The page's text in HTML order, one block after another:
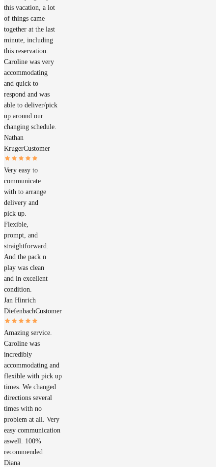
this vacation, a lot
of things came
together at the last
minute, including
this reservation.
Caroline was very
accommodating
and quick to
respond and was
able to deliver/pick
up around our
changing schedule.
Nathan
KrugerCustomer
Very easy to
communicate
with to arrange
delivery and
pick up.
Flexible,
prompt, and
straightforward.
And the pack n
play was clean
and in excellent
condition.
Jan Hinrich
DiefenbachCustomer
Amazing service.
Caroline was
incredibly
accommodating and
flexible with pick up
times. We changed
directions several
times with no
problem at all. Very
easy communication
aswell. 100%
recommended
Diana